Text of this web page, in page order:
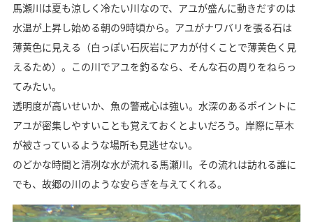
馬瀬川は夏も涼しく冷たい川なので、アユが盛んに動きだすのは
水温が上昇し始める朝の9時頃から。アユがナワバリを張る石は
薄黄色に見える（白っぽい石灰岩にアカが付くことで薄黄色く見
えるため）。この川でアユを釣るなら、そんな石の周りをねらっ
てみたい。
透明度が高いせいか、魚の警戒心は強い。水深のあるポイントに
アユが密集しやすいことも覚えておくとよいだろう。岸際に草木
が被さっているような場所も見逃せない。
のどかな時間と清冽な水が流れる馬瀬川。その流れは訪れる誰に
でも、故郷の川のような安らぎを与えてくれる。